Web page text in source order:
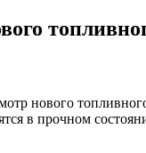
нового
в прочном